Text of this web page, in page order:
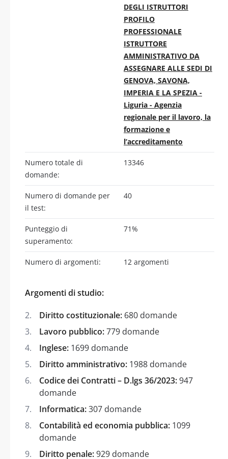
DEGLI ISTRUTTORI
PROFILO
PROFESSIONALE
ISTRUTTORE
AMMINISTRATIVO DA
ASSEGNARE ALLE SEDI DI
GENOVA, SAVONA,
IMPERIA E LA SPEZIA -
Liguria - Agenzia
regionale per il lavoro, la
formazione e
l’accreditamento
Numero totale di
domande:
13346
Numero di domande per
il test:
40
Punteggio di
superamento:
71%
Numero di argomenti: 12 argomenti
Argomenti di studio:
Diritto costituzionale: 680 domande
Lavoro pubblico:779 domande
Inglese: 1699 domande
Diritto amministrativo: 1988 domande
Codice dei Contratti – D.lgs 36/2023:947
domande
Informatica:307 domande
Contabilità ed economia pubblica: 1099
domande
Diritto penale:929 domande